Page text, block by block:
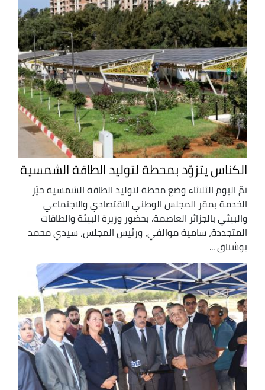
الكناس يتزوّد بمحطة لتوليد الطاقة الشمسية
تمّ اليوم الثلاثاء وضع محطة لتوليد الطاقة الشمسية حيّز
الخدمة بمقر المجلس الوطني الاقتصادي والاجتماعي
والبيئي بالجزائر العاصمة. بحضور وزيرة البيئة والطاقات
المتجددة، سامية موالفي، ورئيس المجلس، سيدي محمد
بوشناق ...